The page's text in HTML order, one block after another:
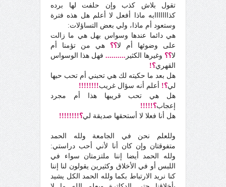
تقول بلاش كذب وإن حلفت لها برده
كذااااااابه ماذا أفعل لا أعلم هل هذه فترة
وستعود أم ماذا، ولي بعض التساؤلات:
هي دائما عندها وسواس بهل هي ما زالت
على وضوئها أم لا؟؟ هي من تؤمنا أم
لا؟؟ وغيرها الكثير .......... فهل هذا الوسواس
القهري؟!
هل بعد ما حكيته لك هي تحبني أم تحب حبها
لي؟! أعلم أنه سؤال غريب!!!!!!!!
هل هي تحب قريبها هذا أم مجرد
إعجاب؟!!!!!
هل أنا فعلا لا أستحقها صديقة لي؟!!!!!!!!
وللعلم نحن في الجامعة ولله الحمد
متفوقتان وإن كان أنا لأني أحب دراستي:
ولله الحمد أيضا إننا ملتزمتان سواء في
اللبس أو في الأخلاق وكثيرين يقولون لنا إننا
كنا نريد الارتباط بكما ولله الحمد الكل يشيد